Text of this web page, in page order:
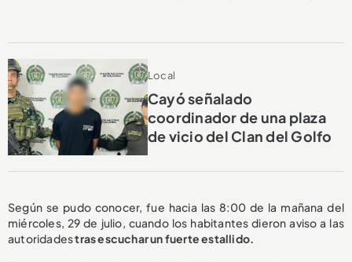
Local
Cayó señalado
coordinador de una plaza
de vicio del Clan del Golfo
Según se pudo conocer, fue hacia las 8:00 de la mañana del
miércoles, 29 de julio, cuando los habitantes dieron aviso a las
autoridadestras escuchar un fuerte estallido.